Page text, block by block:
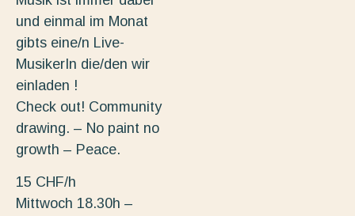
und einmal im Monat
gibts eine/n Live-
MusikerIn die/den wir
einladen !
Check out! Community
drawing. – No paint no
growth – Peace.
15 CHF/h
Mittwoch 18.30h –